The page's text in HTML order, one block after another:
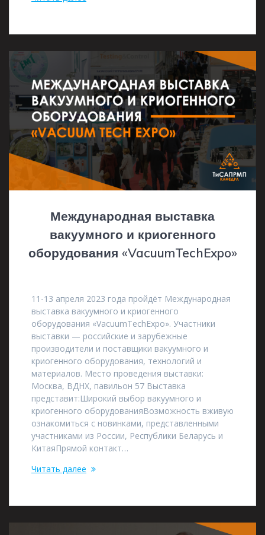
Международная выставка
вакуумного и криогенного
оборудования «VacuumTechExpo»
11-13 апреля 2023 года пройдёт Международная
выставка вакуумного и криогенного
оборудования «VacuumTechExpo». Участники
выставки — российские и зарубежные
производители и поставщики вакуумного и
криогенного оборудования, технологий и
материалов. Место проведения выставки:
Москва, ВДНХ, павильон 57 Выставка
представит:Широкий выбор вакуумного и
криогенного оборудованияВозможность вживую
ознакомиться с новинками, представленными
участниками из России, Республики Беларусь и
КитаяПрямой контакт…
Читать далее